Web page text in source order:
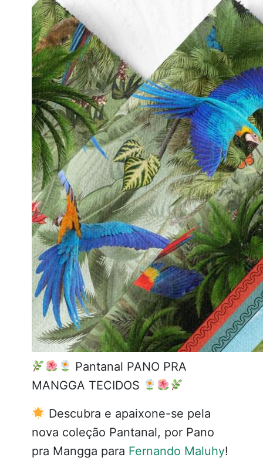
Pantanal PANO PRA
MANGGA TECIDOS
Descubra e apaixone-se pela
nova coleção Pantanal, por Pano
pra Mangga para Fernando Maluhy!